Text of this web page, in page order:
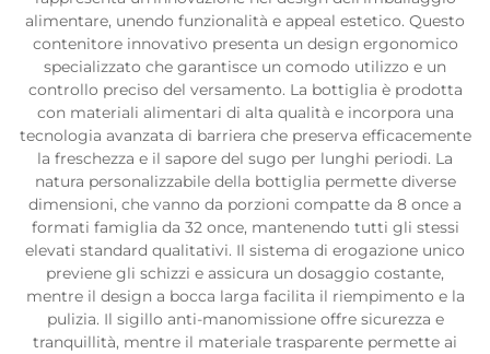
alimentare, unendo funzionalità e appeal estetico. Questo
contenitore innovativo presenta un design ergonomico
specializzato che garantisce un comodo utilizzo e un
controllo preciso del versamento. La bottiglia è prodotta
con materiali alimentari di alta qualità e incorpora una
tecnologia avanzata di barriera che preserva efficacemente
la freschezza e il sapore del sugo per lunghi periodi. La
natura personalizzabile della bottiglia permette diverse
dimensioni, che vanno da porzioni compatte da 8 once a
formati famiglia da 32 once, mantenendo tutti gli stessi
elevati standard qualitativi. Il sistema di erogazione unico
previene gli schizzi e assicura un dosaggio costante,
mentre il design a bocca larga facilita il riempimento e la
pulizia. Il sigillo anti-manomissione offre sicurezza e
tranquillità, mentre il materiale trasparente permette ai